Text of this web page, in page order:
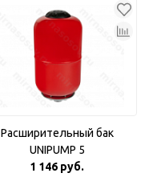
Расширительный бак
UNIPUMP 5
1 146 руб.